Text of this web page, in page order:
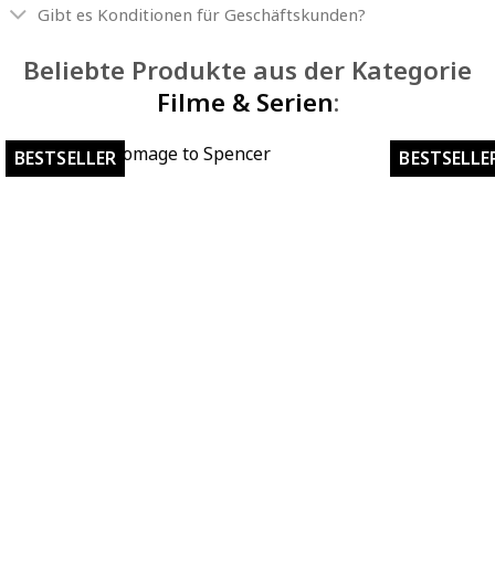
Gibt es Konditionen für Geschäftskunden?
Beliebte Produkte aus der Kategorie
Filme & Serien:
Homage to Spencer
BESTSELLER